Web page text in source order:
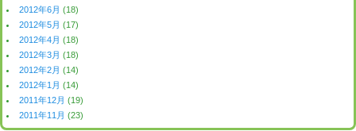
2012年6月 (18)
2012年5月 (17)
2012年4月 (18)
2012年3月 (18)
2012年2月 (14)
2012年1月 (14)
2011年12月 (19)
2011年11月 (23)